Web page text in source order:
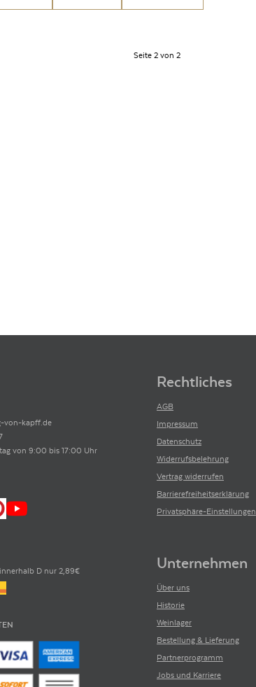
Seite 2 von 2
von-kapff.de
von 9:00 bis 17:00 Uhr
D nur 2,89€
Rechtliches
AGB
Impressum
Datenschutz
Widerrufsbelehrung
Vertrag widerrufen
Barrierefreiheitserklärung
Privatsphäre-Einstellungen
Unternehmen
Über uns
Historie
Weinlager
Bestellung & Lieferung
Partnerprogramm
Jobs und Karriere